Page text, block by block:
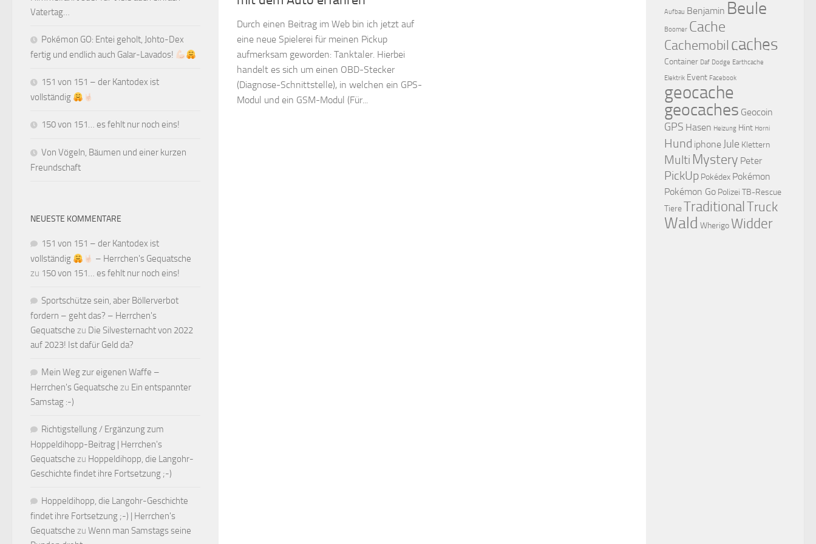
Durch einen Beitrag im Web bin ich jetzt auf
eine neue Spielerei für meinen Pickup
aufmerksam geworden: Tanktaler. Hierbei
handelt es sich um einen OBD-Stecker
(Diagnose-Schnittstelle), in welchen ein GPS-
Modul und ein GSM-Modul (Für...
Vatertag…
Pokémon GO: Entei geholt, Johto-Dex
fertig und endlich auch Galar-Lavados!
151 von 151 – der Kantodex ist
vollständig
150 von 151… es fehlt nur noch eins!
Von Vögeln, Bäumen und einer kurzen
Freundschaft
NEUESTE KOMMENTARE
151 von 151 – der Kantodex ist
vollständig
– Herrchen's Gequatsche
zu 150 von 151… es fehlt nur noch eins!
Sportschütze sein, aber Böllerverbot
fordern – geht das? – Herrchen's
Gequatsche zu Die Silvesternacht von 2022
auf 2023! Ist dafür Geld da?
Mein Weg zur eigenen Waffe –
Herrchen's Gequatsche zu Ein entspannter
Samstag :-)
Richtigstellung / Ergänzung zum
Hoppeldihopp-Beitrag | Herrchen's
Gequatsche zu Hoppeldihopp, die Langohr-
Geschichte findet ihre Fortsetzung ;-)
Hoppeldihopp, die Langohr-Geschichte
findet ihre Fortsetzung ;-) | Herrchen's
Gequatsche zu Wenn man Samstags seine
Aufbau Benjamin Beule
Boomer Cache
Cachemobil caches
Container Daf Dodge Earthcache
Elektrik Event Facebook
geocache
geocaches Geocoin
GPS Hasen Heizung Hint Horni
Hund iphone Jule Klettern
Multi Mystery Peter
PickUp Pokédex Pokémon
Pokémon Go Polizei TB-Rescue
TiereTraditional Truck
Wald Wherigo Widder